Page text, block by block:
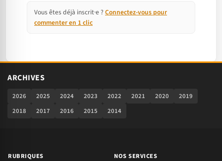
Vous êtes déjà inscrit·e ? Connectez-vous pour
commenter en 1 clic
ARCHIVES
2026 2025 2024 2023 2022 2021 2020
2019
2018
2017 2016 2015 2014
RUBRIQUES
NOS SERVICES